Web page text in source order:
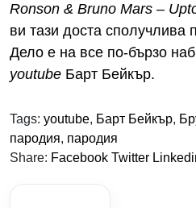
Ronson & Bruno Mars –
ви тази доста сполучлива
Дело е на все по-бързо
youtube Барт Бейкър.
Tags: youtube, Барт Бейкър,
пародия, пародия
Share: Facebook Twitter